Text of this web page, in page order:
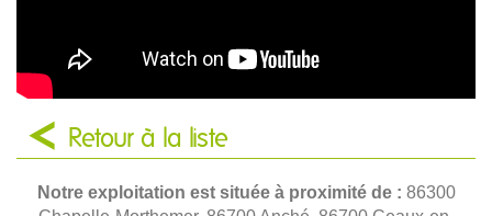
Retour à la liste
Notre exploitation est située à proximité de : 86300